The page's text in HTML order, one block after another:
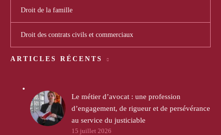
Droit de la famille
Droit des contrats civils et commerciaux
ARTICLES RÉCENTS
Le métier d’avocat : une profession
d’engagement, de rigueur et de persévérance
au service du justiciable
15 juillet 2026